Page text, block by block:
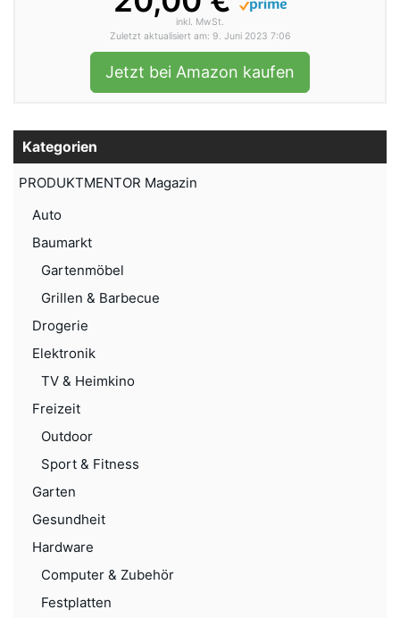
inkl. MwSt.
Zuletzt aktualisiert am: 9. Juni 2023 7:06
Jetzt bei Amazon kaufen
Kategorien
PRODUKTMENTOR Magazin
Auto
Baumarkt
Gartenmöbel
Grillen & Barbecue
Drogerie
Elektronik
TV & Heimkino
Freizeit
Outdoor
Sport & Fitness
Garten
Gesundheit
Hardware
Computer & Zubehör
Festplatten